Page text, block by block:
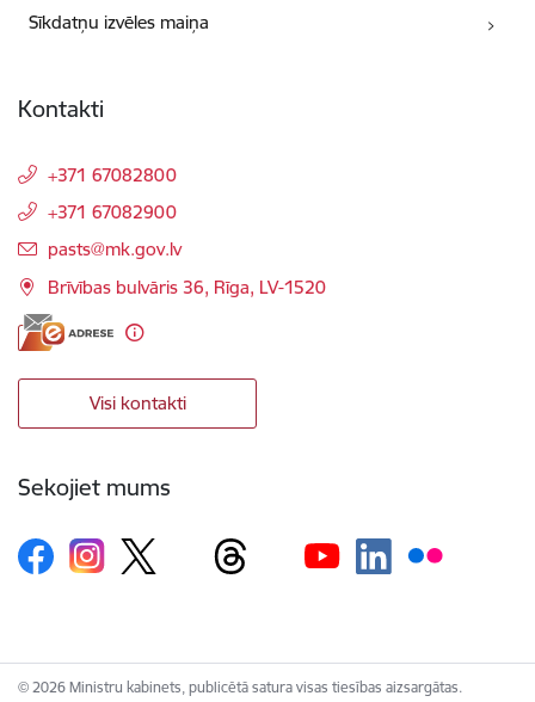
Sīkdatņu izvēles maiņa
Kontakti
+371 67082800
+371 67082900
E-pasts:
pasts@mk.gov.lv
Brīvības bulvāris 36, Rīga, LV-1520
Visi kontakti
Sekojiet mums
© 2026 Ministru kabinets, publicētā satura visas tiesības aizsargātas.